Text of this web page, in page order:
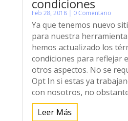
condiciones
Feb 28, 2018| 0 Comentario
Ya que tenemos nuevo
para nuestra
hemos actualizado los
condiciones para reflejar
otros aspectos. No se
Opt In si estas ya
con nosotros, no
Leer Más